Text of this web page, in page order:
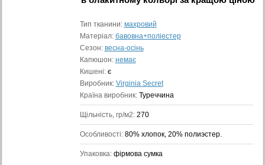
Тип тканини: махровий
Матеріал: бавовна+поліестер
Сезон: весна-осінь
Капюшон: немає
Кишені: є
Виробник: Virginia Secret
Країна виробник: Туреччина
Щільність, гр/м2: 270
Особливості: 80% хлопок, 20% полиэстер.
Упаковка: фірмова сумка